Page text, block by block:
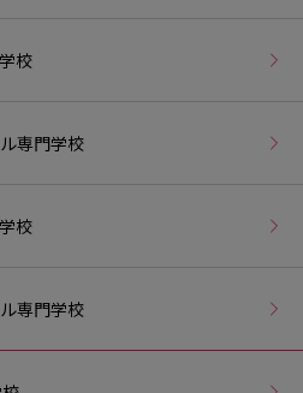
校
専門学校
校
専門学校